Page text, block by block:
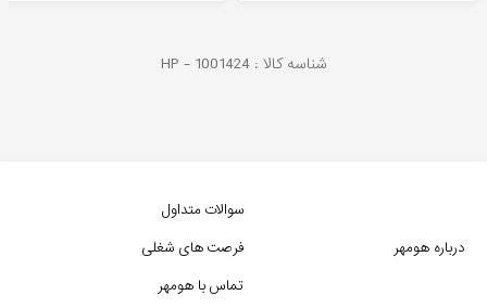
شناسه کالا : HP - 1001424
درباره هومهر
سوالات متداول
فرصت های شغلی
تماس با هومهر